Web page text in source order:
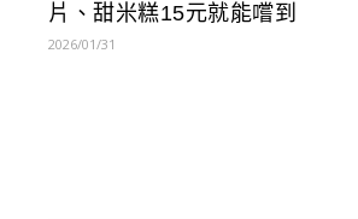
片、甜米糕15元就能嚐到
2026/01/31